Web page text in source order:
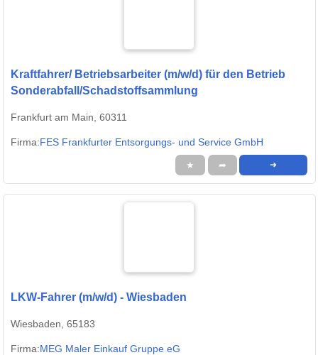
Kraftfahrer/ Betriebsarbeiter (m/w/d) für den Betrieb
Sonderabfall/Schadstoffsammlung
Frankfurt am Main, 60311
Firma:FES Frankfurter Entsorgungs- und Service GmbH
★ ➦ ➜
LKW-Fahrer (m/w/d) - Wiesbaden
Wiesbaden, 65183
Firma:MEG Maler Einkauf Gruppe eG